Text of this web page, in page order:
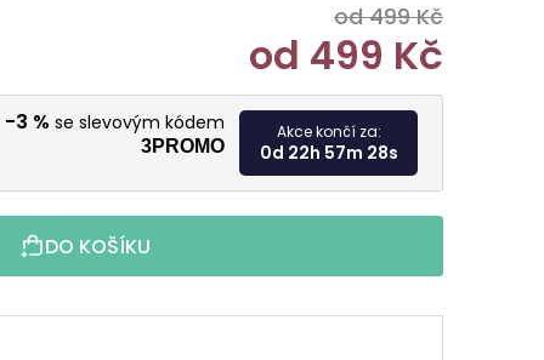
od 499 Kč
od 499 Kč
Měrná
-3 % se slevovým kódem
3PROMO
Akce končí za:
0d 22h 57m 27s
DO KOŠÍKU